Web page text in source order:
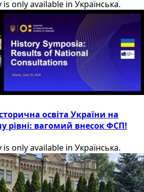
only available in Українська.
освіта України на
рівні: вагомий внесок ФСП!
only available in Українська.